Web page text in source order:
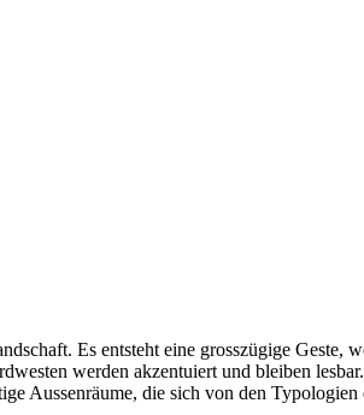
Es entsteht eine grosszügige
werden akzentuiert und bleiben
Aussenräume, die sich von den